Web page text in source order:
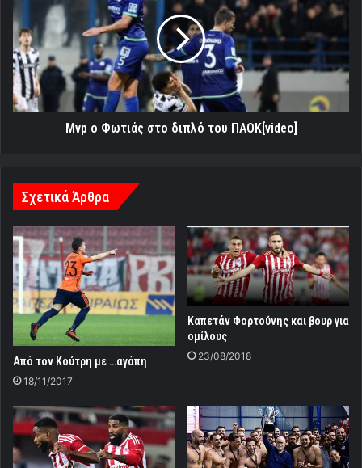
League»
Φωτιάς
στο
διπλό
του
ΠΑΟΚ[video]
Mvp ο Φωτιάς στο διπλό του ΠΑΟΚ[video]
Σχετικά Άρθρα
Από τον Κούτρη με …αγάπη
18/11/2017
Καπετάν Φορτούνης και βουρ για
ομίλους
23/08/2018